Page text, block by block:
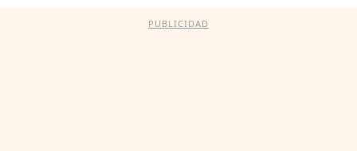
PUBLICIDAD